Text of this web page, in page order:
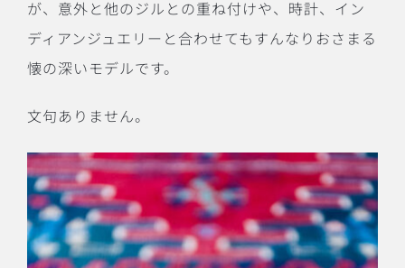
が、意外と他のジルとの重ね付けや、時計、イン
ディアンジュエリーと合わせてもすんなりおさまる
懐の深いモデルです。
文句ありません。